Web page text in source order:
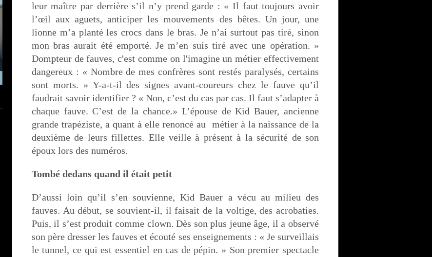
leur maître par derrière s’il n’y prend garde : « Il faut toujours avoir
l’œil aux aguets, anticiper les mouvements des bêtes. Un jour, une
lionne m’a planté les crocs dans le bras. Je n’ai surtout pas tiré, sinon
mon bras aurait été emporté. Je m’en suis tiré avec une opération. »
Dompteur de fauves, c'est comme on l'imagine un métier effectivement
dangereux : « Nombre de mes confrères sont restés paralysés, certains
sont morts. » Y-a-t-il des signes avant-coureurs chez le fauve qu’il
faudrait savoir identifier ? « Non, c’est du cas par cas. Il faut s’adapter à
chaque fauve. C’est de la chance.» L’épouse de Kid Bauer, ancienne
grande trapéziste, a quant à elle renoncé au métier à la naissance de la
deuxième de leurs fillettes. Elle veille à présent à la sécurité de son
époux lors des numéros.
Tombé dedans quand il était petit
D’aussi loin qu’il s’en souvienne, Kid Bauer a vécu au milieu des
fauves. Au début, se souvient-il, il faisait de la voltige, des acrobaties.
Puis, il s’est produit comme clown. Dès son plus jeune âge, il a observé
son père dresser les fauves et écouté ses enseignements : « Je surveillais
le tunnel, ce qui est essentiel en cas de pépin. » Son premier spectacle